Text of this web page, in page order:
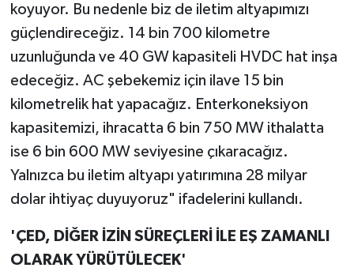
koyuyor. Bu nedenle biz de iletim altyapımızı
güçlendireceğiz. 14 bin 700 kilometre
uzunluğunda ve 40 GW kapasiteli HVDC hat inşa
edeceğiz. AC şebekemiz için ilave 15 bin
kilometrelik hat yapacağız. Enterkoneksiyon
kapasitemizi, ihracatta 6 bin 750 MW ithalatta
ise 6 bin 600 MW seviyesine çıkaracağız.
Yalnızca bu iletim altyapı yatırımına 28 milyar
dolar ihtiyaç duyuyoruz" ifadelerini kullandı.
'ÇED, DİĞER İZİN SÜREÇLERİ İLE EŞ ZAMANLI
OLARAK YÜRÜTÜLECEK'